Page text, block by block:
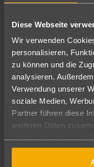
Diese Webseite
Wir verwenden
personalisieren,
zu können und die
analysieren.
Verwendung unserer
soziale Medien,
Partner führen diese
weiteren Daten
gesammelt haben.
Ändere die Kriterien
Pauschal
Abflughafen
Alle Abflughäfen
11.08.26–